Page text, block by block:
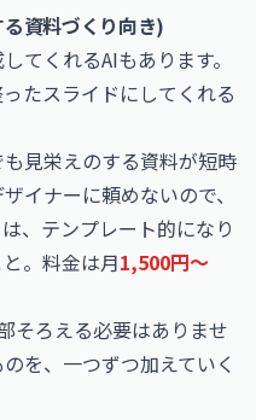
資料づくり向き)
てくれるAIもあります。
たスライドにしてくれる
見栄えのする資料が短時
イナーに頼めないので、
、テンプレート的になり
。料金は月1,500円〜
そろえる必要はありませ
を、一つずつ加えていく